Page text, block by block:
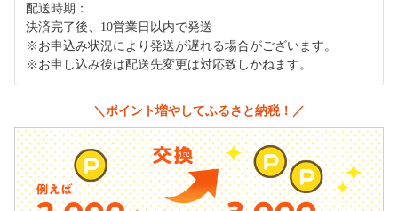
配送時期：
決済完了後、10営業日以内で発送
※お申込み状況により発送が遅れる場合がございます。
※お申し込み後は配送先変更は対応致しかねます。
＼ポイント増やしてふるさと納税！／